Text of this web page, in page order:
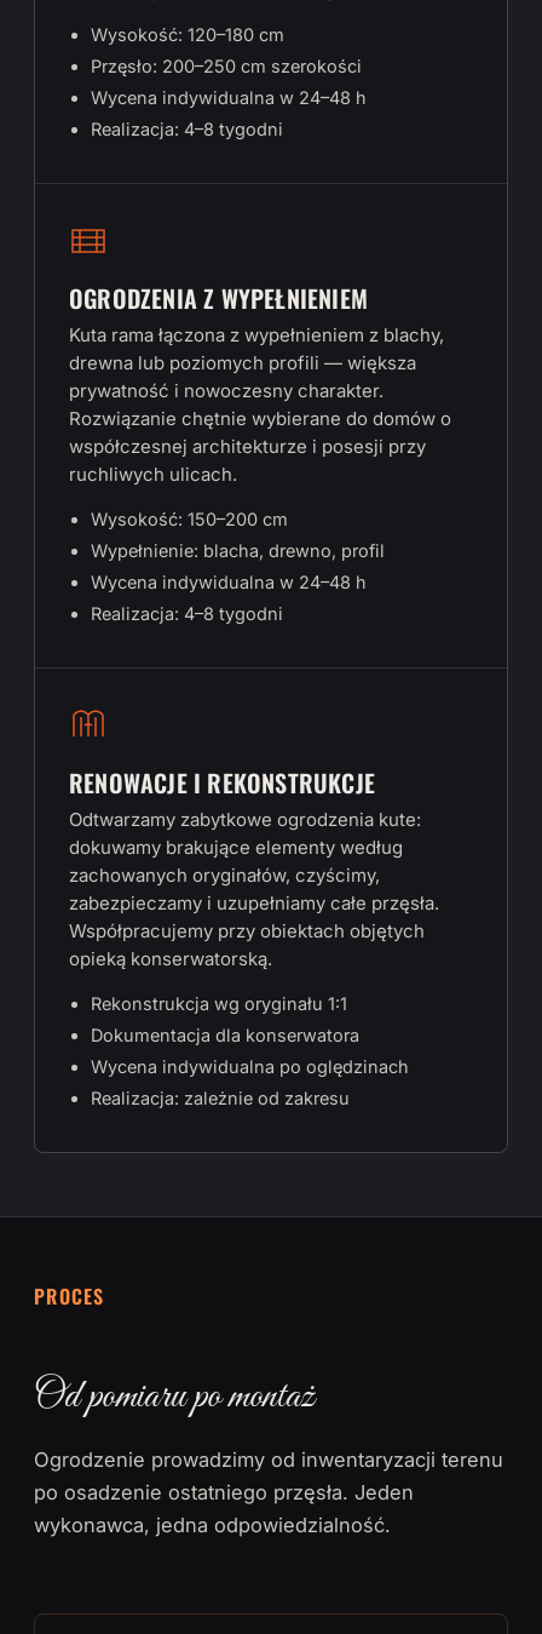
Wysokość: 120–180 cm
Przęsło: 200–250 cm szerokości
Wycena indywidualna w 24–48 h
Realizacja: 4–8 tygodni
OGRODZENIA Z WYPEŁNIENIEM
Kuta rama łączona z wypełnieniem z blachy,
drewna lub poziomych profili — większa
prywatność i nowoczesny charakter.
Rozwiązanie chętnie wybierane do domów o
współczesnej architekturze i posesji przy
ruchliwych ulicach.
Wysokość: 150–200 cm
Wypełnienie: blacha, drewno, profil
Wycena indywidualna w 24–48 h
Realizacja: 4–8 tygodni
RENOWACJE I REKONSTRUKCJE
Odtwarzamy zabytkowe ogrodzenia kute:
dokuwamy brakujące elementy według
zachowanych oryginałów, czyścimy,
zabezpieczamy i uzupełniamy całe przęsła.
Współpracujemy przy obiektach objętych
opieką konserwatorską.
Rekonstrukcja wg oryginału 1:1
Dokumentacja dla konserwatora
Wycena indywidualna po oględzinach
Realizacja: zależnie od zakresu
PROCES
Od pomiaru po montaż
Ogrodzenie prowadzimy od inwentaryzacji terenu
po osadzenie ostatniego przęsła. Jeden
wykonawca, jedna odpowiedzialność.